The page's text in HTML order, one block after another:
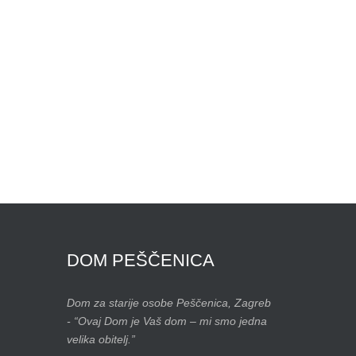
DOM PEŠČENICA
Dom za starije osobe Peščenica, Zagreb
- “Ovaj Dom je Vaš dom – mi smo jedna
velika obitelj.”